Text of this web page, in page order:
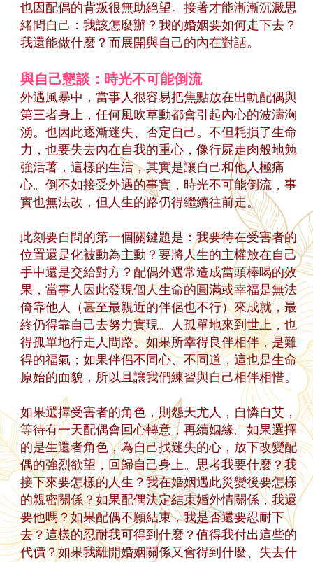
也因配偶的背叛很無助絕望。接著才能漸漸沉澱思
緒問自己：我該怎麼辦？我的婚姻要如何走下去？
我還能做什麼？而展開與自己的內在對話。
與自己懇談：時光不可能倒流
外遇風暴中，當事人很容易把焦點放在出軌配偶與
第三者身上，任何風吹草動都會引起內心的波濤洶
湧。也因此逐漸迷失、否定自己。不但耗損了生命
力，也要失去內在自我的重心，像行屍走肉般地勉
強活著，這樣的生活，其實是讓自己和他人極痛
心。倒不如接受外遇的事實，時光不可能倒流，事
實也無法改，但人生的路仍得繼續往前走。
此刻要自問的第一個關鍵題是：我要待在受害者的
位置還是化被動為主動？要將人生的主權放在自己
手中還是交給對方？配偶外遇常造成當頭棒喝的效
果，當事人因此發現個人生命的圓滿或幸福是無法
倚靠他人（甚至最親近的伴侶也不行）來成就，最
終仍得靠自己去努力實現。人孤單地來到世上，也
得孤單地行走人間路。如果所幸得良伴相伴，是難
得的福氣；如果伴侶不同心、不同道，這也是生命
原始的面貌，所以且讓我們練習與自己相伴相惜。
如果選擇受害者的角色，則怨天尤人，自憐自艾，
等待有一天配偶會回心轉意，再續姻緣。如果選擇
的是生還者角色，為自己找迷失的心，放下改變配
偶的強烈欲望，回歸自己身上。思考我要什麼？我
接下來要怎樣的人生？我在婚姻遇此災變後要怎樣
的親密關係？如果配偶決定結束婚外情關係，我還
要他嗎？如果配偶不願結束，我是否還要忍耐下
去？這樣的忍耐我可得到什麼？值得我付出這些的
代價？如果我離開婚姻關係又會得到什麼、失去什